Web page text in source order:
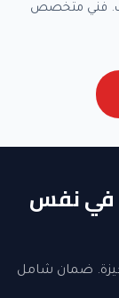
فني متخصص
في نفس
والجيزة. ضمان شامل